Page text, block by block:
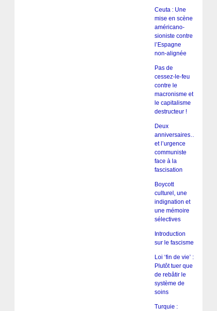
Ceuta : Une
mise en scène
américano-
sioniste contre
l’Espagne
non-alignée
Pas de
cessez-le-feu
contre le
macronisme et
le capitalisme
destructeur !
Deux
anniversaires…
et l’urgence
communiste
face à la
fascisation
Boycott
culturel, une
indignation et
une mémoire
sélectives
Introduction
sur le fascisme
Loi ‘fin de vie’ :
Plutôt tuer que
de rebâtir le
système de
soins
Turquie :